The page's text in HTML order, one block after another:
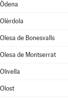
Òdena
Olèrdola
Olesa de Bonesvalls
Olesa de Montserrat
Olivella
Olost